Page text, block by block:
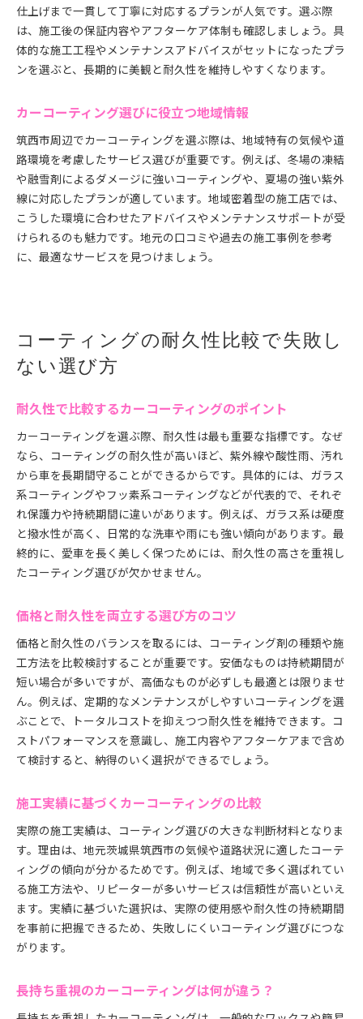
仕上げまで一貫して丁寧に対応するプランが人気です。選ぶ際
は、施工後の保証内容やアフターケア体制も確認しましょう。具
体的な施工工程やメンテナンスアドバイスがセットになったプラ
ンを選ぶと、長期的に美観と耐久性を維持しやすくなります。
カーコーティング選びに役立つ地域情報
筑西市周辺でカーコーティングを選ぶ際は、地域特有の気候や道
路環境を考慮したサービス選びが重要です。例えば、冬場の凍結
や融雪剤によるダメージに強いコーティングや、夏場の強い紫外
線に対応したプランが適しています。地域密着型の施工店では、
こうした環境に合わせたアドバイスやメンテナンスサポートが受
けられるのも魅力です。地元の口コミや過去の施工事例を参考
に、最適なサービスを見つけましょう。
コーティングの耐久性比較で失敗し
ない選び方
耐久性で比較するカーコーティングのポイント
カーコーティングを選ぶ際、耐久性は最も重要な指標です。なぜ
なら、コーティングの耐久性が高いほど、紫外線や酸性雨、汚れ
から車を長期間守ることができるからです。具体的には、ガラス
系コーティングやフッ素系コーティングなどが代表的で、それぞ
れ保護力や持続期間に違いがあります。例えば、ガラス系は硬度
と撥水性が高く、日常的な洗車や雨にも強い傾向があります。最
終的に、愛車を長く美しく保つためには、耐久性の高さを重視し
たコーティング選びが欠かせません。
価格と耐久性を両立する選び方のコツ
価格と耐久性のバランスを取るには、コーティング剤の種類や施
工方法を比較検討することが重要です。安価なものは持続期間が
短い場合が多いですが、高価なものが必ずしも最適とは限りませ
ん。例えば、定期的なメンテナンスがしやすいコーティングを選
ぶことで、トータルコストを抑えつつ耐久性を維持できます。コ
ストパフォーマンスを意識し、施工内容やアフターケアまで含め
て検討すると、納得のいく選択ができるでしょう。
施工実績に基づくカーコーティングの比較
実際の施工実績は、コーティング選びの大きな判断材料となりま
す。理由は、地元茨城県筑西市の気候や道路状況に適したコーテ
ィングの傾向が分かるためです。例えば、地域で多く選ばれてい
る施工方法や、リピーターが多いサービスは信頼性が高いといえ
ます。実績に基づいた選択は、実際の使用感や耐久性の持続期間
を事前に把握できるため、失敗しにくいコーティング選びにつな
がります。
長持ち重視のカーコーティングは何が違う？